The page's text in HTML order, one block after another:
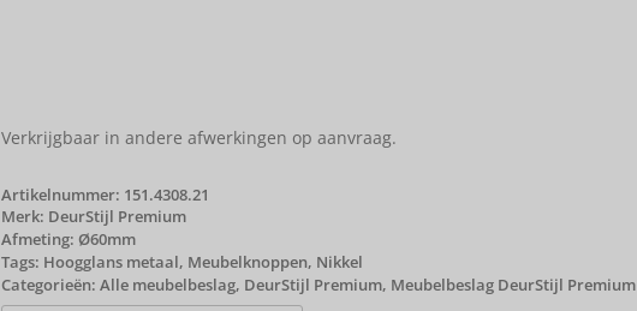
Verkrijgbaar in andere afwerkingen op aanvraag.
Artikelnummer: 151.4308.21
Merk: DeurStijl Premium
Afmeting: Ø60mm
Tags: Hoogglans metaal, Meubelknoppen, Nikkel
Categorieën: Alle meubelbeslag, DeurStijl Premium, Meubelbeslag DeurStijl Premium